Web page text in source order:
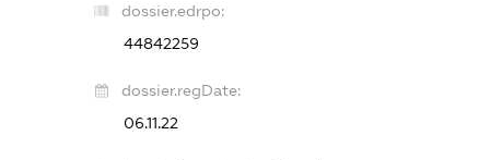
dossier.edrpo:
44842259
dossier.regDate:
06.11.22